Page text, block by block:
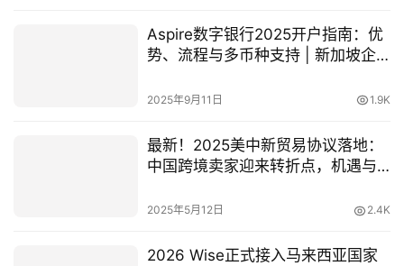
Aspire数字银行2025开户指南：优
势、流程与多币种支持 | 新加坡企
2025年9月11日 1.9K
最新！2025美中新贸易协议落地：
中国跨境卖家迎来转折点，机遇与
2025年5月12日 2.4K
2026 Wise正式接入马来西亚国家